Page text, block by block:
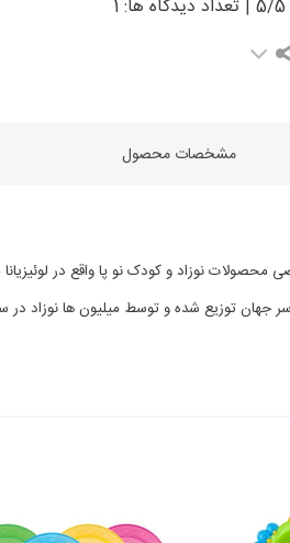
5/5 | تعداد دیدگاه ها: 1
مشخصات محصول